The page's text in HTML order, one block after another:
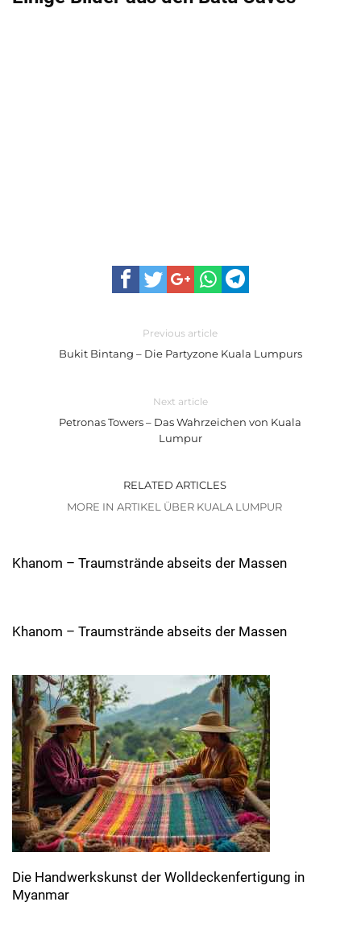
Previous article
Bukit Bintang – Die Partyzone Kuala Lumpurs
Next article
Petronas Towers – Das Wahrzeichen von Kuala
Lumpur
RELATED ARTICLES
MORE IN ARTIKEL ÜBER KUALA LUMPUR
Khanom – Traumstrände abseits der Massen
Khanom – Traumstrände abseits der Massen
Die Handwerkskunst der Wolldeckenfertigung in
Myanmar